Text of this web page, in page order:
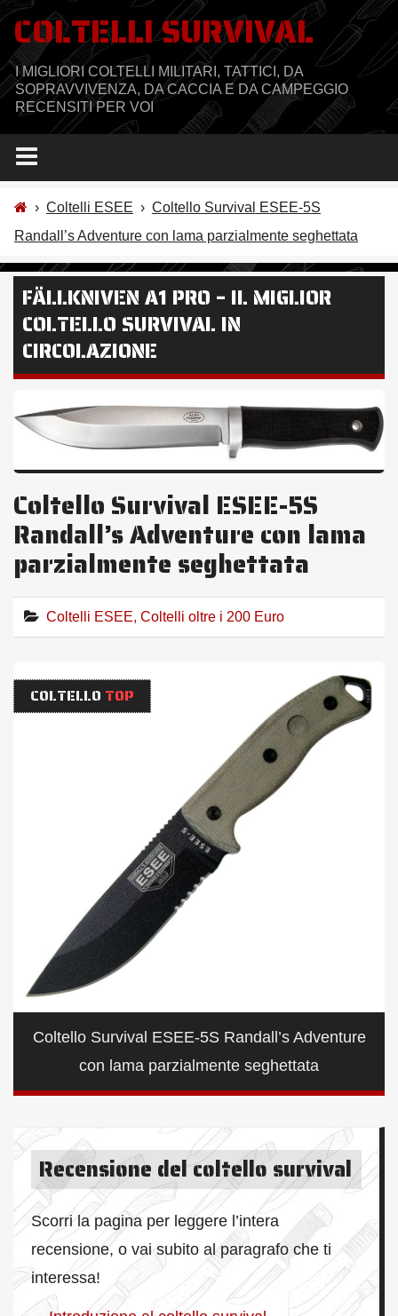
Salta
contenuto
COLTELLI SURVIVAL
I MIGLIORI COLTELLI MILITARI, TATTICI, DA
SOPRAVVIVENZA, DA CACCIA E DA CAMPEGGIO
RECENSITI PER VOI
› Coltelli ESEE › Coltello Survival ESEE-5S
Randall’s Adventure con lama parzialmente seghettata
FÄLLKNIVEN A1 PRO – IL MIGLIOR
COLTELLO SURVIVAL IN
CIRCOLAZIONE
Coltello Survival ESEE-5S
Randall’s Adventure con lama
parzialmente seghettata
Coltelli ESEE, Coltelli oltre i 200 Euro
COLTELLO TOP
Coltello Survival ESEE-5S Randall’s Adventure
con lama parzialmente seghettata
Recensione del coltello survival
Scorri la pagina per leggere l’intera
recensione, o vai subito al paragrafo che ti
interessa!